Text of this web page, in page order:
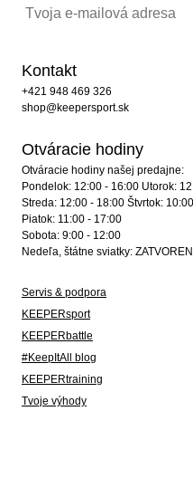
Kontakt
+421 948 469 326
shop@keepersport.sk
Otváracie hodiny
Otváracie hodiny našej predajne:
Pondelok: 12:00 - 16:00 Utorok:
Streda: 12:00 - 18:00 Štvrtok:
Piatok: 11:00 - 17:00
Sobota: 9:00 - 12:00
Nedeľa, štátne sviatky:
Servis & podpora
KEEPERsport
KEEPERbattle
#KeepItAll blog
KEEPERtraining
Tvoje výhody